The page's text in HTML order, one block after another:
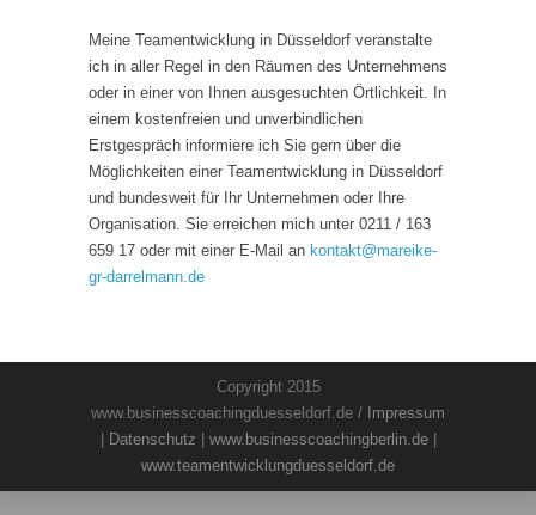
Meine Teamentwicklung in Düsseldorf veranstalte
ich in aller Regel in den Räumen des Unternehmens
oder in einer von Ihnen ausgesuchten Örtlichkeit. In
einem kostenfreien und unverbindlichen
Erstgespräch informiere ich Sie gern über die
Möglichkeiten einer Teamentwicklung in Düsseldorf
und bundesweit für Ihr Unternehmen oder Ihre
Organisation. Sie erreichen mich unter 0211 / 163
659 17 oder mit einer E-Mail an kontakt@mareike-
gr-darrelmann.de
Copyright 2015
www.businesscoachingduesseldorf.de / Impressum
Datenschutz www.businesscoachingberlin.de|
www.teamentwicklungduesseldorf.de